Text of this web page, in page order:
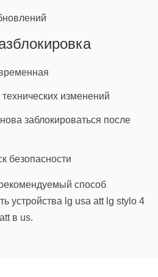
изменений
заблокироваться после
безопасности
способ
устройства lg usa att lg stylo 4
в us.